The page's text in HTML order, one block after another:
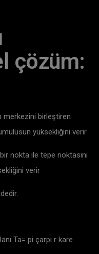
çözüm:
merkezini birleştiren
yüksekliğini verir
nokta ile tepe noktasını
verir
Ta= pi çarpı r kare